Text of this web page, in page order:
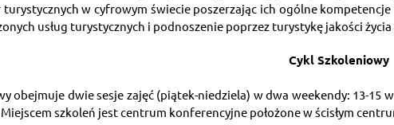
w cyfrowym świecie poszerzając ich ogólne
usług turystycznych i podnoszenie poprzez turystykę jakości życia
Cykl Szkoleniowy
obejmuje dwie sesje zajęć (piątek-niedziela) w dwa weekendy: 13-15
szkoleń jest centrum konferencyjne położone w ścisłym